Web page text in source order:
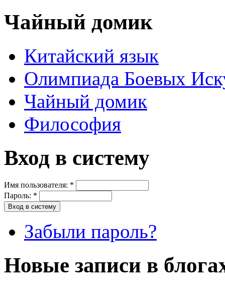
Чайный домик
Китайский язык
Олимпиада Боевых
Чайный домик
Философия
Вход в систему
Имя пользователя: *
Пароль: *
Забыли пароль?
Новые записи в